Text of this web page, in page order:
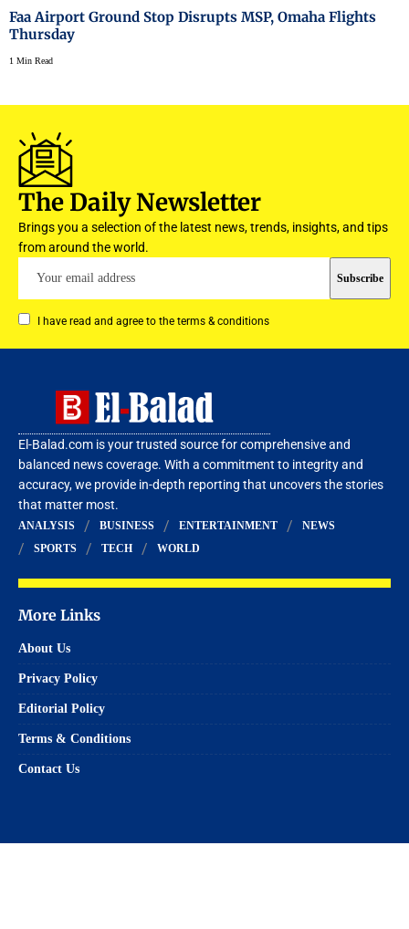
Faa Airport Ground Stop Disrupts MSP, Omaha Flights
Thursday
1 Min Read
The Daily Newsletter
Brings you a selection of the latest news, trends, insights, and tips
from around the world.
I have read and agree to the terms & conditions
El-Balad.com is your trusted source for comprehensive and
balanced news coverage. With a commitment to integrity and
accuracy, we provide in-depth reporting that uncovers the stories
that matter most.
ANALYSIS BUSINESS ENTERTAINMENT
NEWS
SPORTS
TECH WORLD
More Links
About Us
Privacy Policy
Editorial Policy
Terms & Conditions
Contact Us